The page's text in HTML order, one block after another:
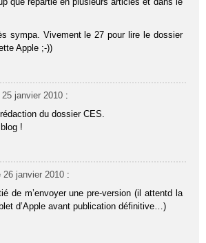
sympa. Vivement le 27 pour lire le dossier
Apple ;-))
25 janvier 2010 :
du dossier CES.
!
26 janvier 2010 :
de m’envoyer une pre-version (il attentd la
d’Apple avant publication définitive…)